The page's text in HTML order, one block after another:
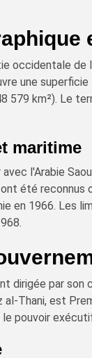
occidentale de
une
579 km²). Le
maritime
l'Arabie
été
en 1966. Les
dirigée par son
al-Thani, est
pouvoir